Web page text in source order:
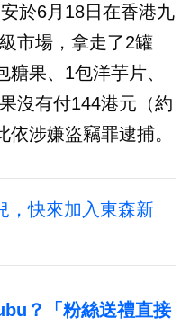
於6月18日在香港九
市場，拿走了2罐
果、1包洋芋片、
沒有付144港元（約
涉嫌盜竊罪逮捕。
，快來加入東森新
？「粉絲送禮直接